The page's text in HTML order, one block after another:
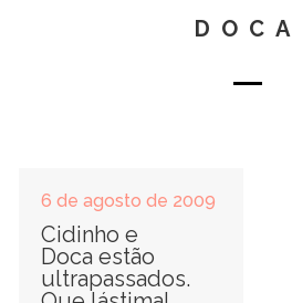
DOCA
6 de agosto de 2009
Cidinho e
Doca estão
ultrapassados.